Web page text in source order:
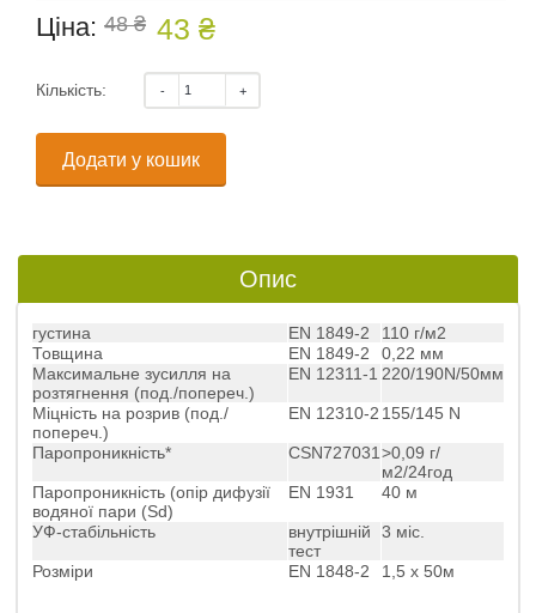
Ціна: 48 ₴ 43 ₴
Кількість:
Додати у кошик
Опис
густина EN 1849-2
110 г/м2
Товщина
EN 1849-2
0,22 мм
Максимальне зусилля на
розтягнення (под./попереч.)
EN 12311-1 220/190N/50мм
Міцність на розрив (под./
попереч.)
EN 12310-2 155/145 N
Паропроникність* CSN727031>0,09 г/
м2/24год
Паропроникність (опір дифузії
водяної пари (Sd)
EN 1931 40 м
УФ-стабільність
внутрішній
тест
3 міс.
Розміри EN 1848-2 1,5 х 50м